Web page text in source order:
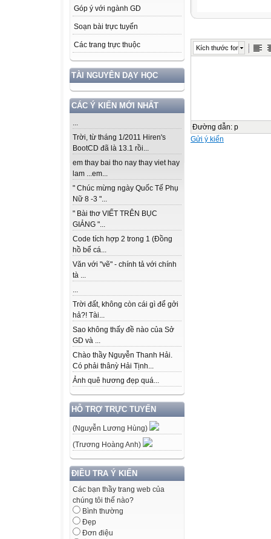
Góp ý với ngành GD
Soạn bài trực tuyến
Các trang trực thuộc
TÀI NGUYÊN DẠY HỌC
CÁC Ý KIẾN MỚI NHẤT
...
Trời, từ tháng 1/2011 Hiren's
BootCD đã là 13.1 rồi...
em thay bai tho nay thay viet hay
lam ...em...
" Chúc mừng ngày Quốc Tế Phụ
Nữ 8 -3 "...
" Bài thơ VIẾT TRÊN BỤC
GIẢNG "...
Code tích hợp 2 trong 1 (Đồng
hồ bể cá...
Văn với "vẽ" - chính tả với chính
tà ...
...
Trời đất, không còn cái gì để gởi
hả?! Tài...
Sao không thấy đề nào của Sở
GD và ...
Chào thầy Nguyễn Thanh Hải.
Có phải thânỳ Hải Tịnh...
Ảnh quê hương đẹp quá...
HỖ TRỢ TRỰC TUYẾN
(Nguyễn Lương Hùng)
(Trương Hoàng Anh)
ĐIỀU TRA Ý KIẾN
Các bạn thầy trang web của
chúng tôi thế nào?
Bình thường
Đẹp
Đơn điệu
Kích thước font
Đường dẫn: p
Gửi ý kiến